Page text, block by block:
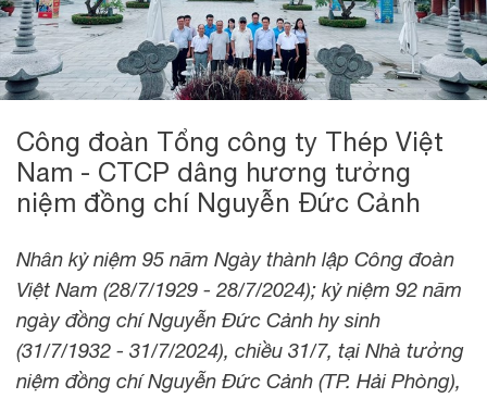
Công đoàn Tổng công ty Thép Việt
Nam - CTCP dâng hương tưởng
niệm đồng chí Nguyễn Đức Cảnh
Nhân kỷ niệm 95 năm Ngày thành lập Công đoàn
Việt Nam (28/7/1929 - 28/7/2024); kỷ niệm 92 năm
ngày đồng chí Nguyễn Đức Cảnh hy sinh
(31/7/1932 - 31/7/2024), chiều 31/7, tại Nhà tưởng
niệm đồng chí Nguyễn Đức Cảnh (TP. Hải Phòng),